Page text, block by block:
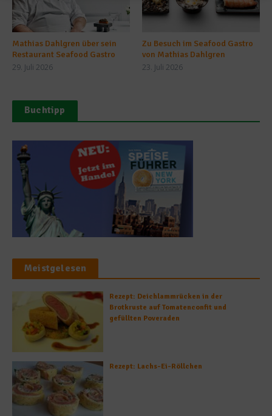
Mathias Dahlgren über sein
Restaurant Seafood Gastro
29. Juli 2026
Zu Besuch im Seafood Gastro
von Mathias Dahlgren
23. Juli 2026
Buchtipp
Meistgelesen
Rezept: Deichlammrücken in der
Brotkruste auf Tomatenconfit und
gefüllten Poveraden
Rezept: Lachs-Ei-Röllchen